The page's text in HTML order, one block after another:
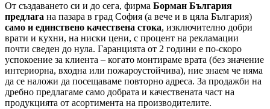
От създаването си и до сега, фирма Борман България
предлага на пазара в град София (а вече и в цяла България)
само и единствено качествена стока, изключително добри
врати и кухни, на ниски цени, с процент на рекламации
почти сведен до нула. Гаранцията от 2 години е по-скоро
успокоение за клиента – когато монтираме врата (без значение
интериорна, входна или пожароустойчива), ние знаем че няма
да се наложи да посещаваме повторно адреса. За продажби на
дребно предлагаме само добрата и качествената част на
продукцията от асортимента на производителите.